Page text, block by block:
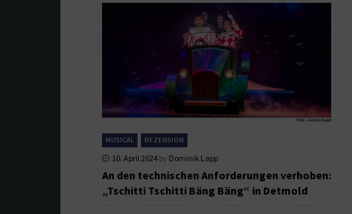
MUSICAL REZENSION
10. April 2024 by Dominik Lapp
An den technischen Anforderungen verhoben:
„Tschitti Tschitti Bäng Bäng“ in Detmold